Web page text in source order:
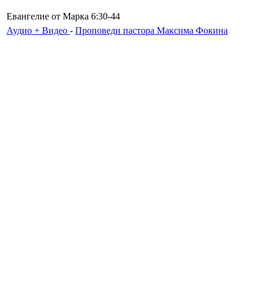
Евангелие от Марка 6:30-44
Аудио + Видео - Проповеди пастора Максима Фокина